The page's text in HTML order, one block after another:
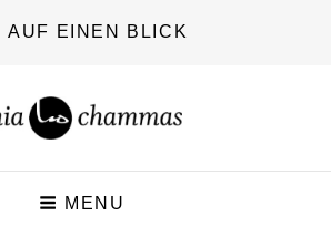
AUF EINEN BLICK
MENU